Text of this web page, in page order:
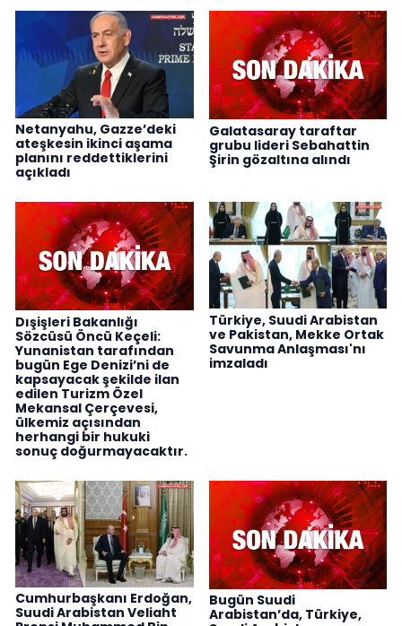
Netanyahu, Gazze’deki
ateşkesin ikinci aşama
planını reddettiklerini
açıkladı
Galatasaray taraftar
grubu lideri Sebahattin
Şirin gözaltına alındı
Dışişleri Bakanlığı
Sözcüsü Öncü Keçeli:
Yunanistan tarafından
bugün Ege Denizi’ni de
kapsayacak şekilde ilan
edilen Turizm Özel
Mekansal Çerçevesi,
ülkemiz açısından
herhangi bir hukuki
sonuç doğurmayacaktır.
Türkiye, Suudi Arabistan
ve Pakistan, Mekke Ortak
Savunma Anlaşması'nı
imzaladı
Cumhurbaşkanı Erdoğan,
Suudi Arabistan Veliaht
Bugün Suudi
Arabistan’da, Türkiye,